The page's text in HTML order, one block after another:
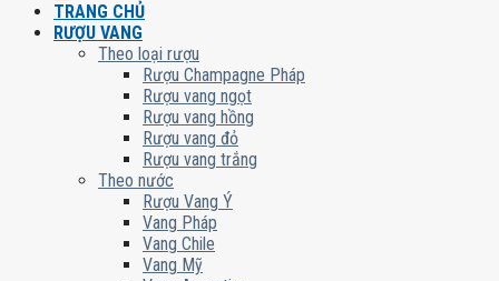
TRANG CHỦ
RƯỢU VANG
Theo loại rượu
Rượu Champagne Pháp
Rượu vang ngọt
Rượu vang hồng
Rượu vang đỏ
Rượu vang trắng
Theo nước
Rượu Vang Ý
Vang Pháp
Vang Chile
Vang Mỹ